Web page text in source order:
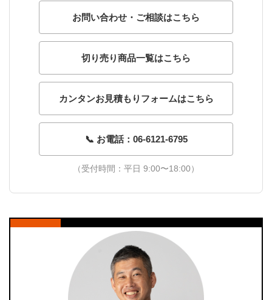
お問い合わせ・ご相談はこちら
切り売り商品一覧はこちら
カンタンお見積もりフォームはこちら
📞 お電話：06-6121-6795
（受付時間：平日 9:00〜18:00）